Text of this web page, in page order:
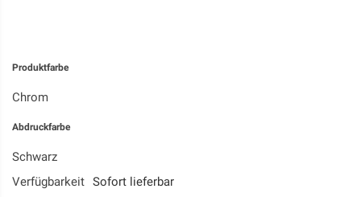
Produktfarbe
Chrom
Abdruckfarbe
Schwarz
Verfügbarkeit Sofort lieferbar